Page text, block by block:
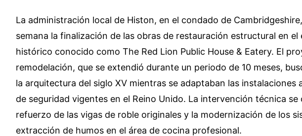
La administración local de Histon, en el condado de
semana la finalización de las obras de restauración estructural en
histórico conocido como The Red Lion Public House & Eatery. El
remodelación, que se extendió durante un periodo de 10 meses,
la arquitectura del siglo XV mientras se adaptaban las instalaciones
de seguridad vigentes en el Reino Unido. La intervención técnica se
refuerzo de las vigas de roble originales y la modernización de los
extracción de humos en el área de cocina profesional.